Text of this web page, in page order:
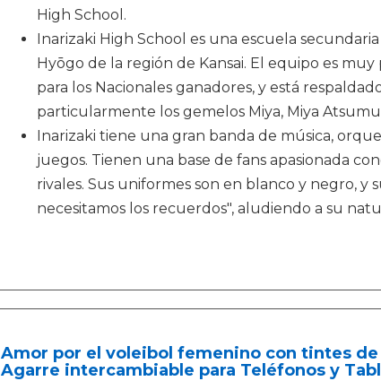
High School.
Inarizaki High School es una escuela
Hyōgo de la región de Kansai. El equipo es
para los Nacionales ganadores, y está
particularmente los gemelos Miya, Miya Atsumu
Inarizaki tiene una gran banda de música,
juegos. Tienen una base de fans apasionada
rivales. Sus uniformes son en blanco y negro, y
necesitamos los recuerdos", aludiendo a su
Amor por el voleibol femenino con tintes
Agarre intercambiable para Teléfonos y